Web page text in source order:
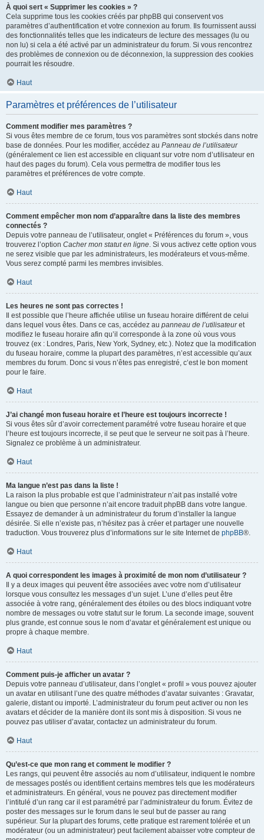
À quoi sert « Supprimer les cookies » ?
Cela supprime tous les cookies créés par phpBB qui conservent vos
paramètres d’authentification et votre connexion au forum. Ils fournissent aussi
des fonctionnalités telles que les indicateurs de lecture des messages (lu ou
non lu) si cela a été activé par un administrateur du forum. Si vous rencontrez
des problèmes de connexion ou de déconnexion, la suppression des cookies
pourrait les résoudre.
Haut
Paramètres et préférences de l’utilisateur
Comment modifier mes paramètres ?
Si vous êtes membre de ce forum, tous vos paramètres sont stockés dans notre
base de données. Pour les modifier, accédez au Panneau de l’utilisateur
(généralement ce lien est accessible en cliquant sur votre nom d’utilisateur en
haut des pages du forum). Cela vous permettra de modifier tous les
paramètres et préférences de votre compte.
Haut
Comment empêcher mon nom d’apparaître dans la liste des membres
connectés ?
Depuis votre panneau de l’utilisateur, onglet « Préférences du forum », vous
trouverez l’option Cacher mon statut en ligne. Si vous activez cette option vous
ne serez visible que par les administrateurs, les modérateurs et vous-même.
Vous serez compté parmi les membres invisibles.
Haut
Les heures ne sont pas correctes !
Il est possible que l’heure affichée utilise un fuseau horaire différent de celui
dans lequel vous êtes. Dans ce cas, accédez au panneau de l’utilisateuret
modifiez le fuseau horaire afin qu’il corresponde à la zone où vous vous
trouvez (ex : Londres, Paris, New York, Sydney, etc.). Notez que la modification
du fuseau horaire, comme la plupart des paramètres, n’est accessible qu’aux
membres du forum. Donc si vous n’êtes pas enregistré, c’est le bon moment
pour le faire.
Haut
J’ai changé mon fuseau horaire et l’heure est toujours incorrecte !
Si vous êtes sûr d’avoir correctement paramétré votre fuseau horaire et que
l’heure est toujours incorrecte, il se peut que le serveur ne soit pas à l’heure.
Signalez ce problème à un administrateur.
Haut
Ma langue n’est pas dans la liste !
La raison la plus probable est que l’administrateur n’ait pas installé votre
langue ou bien que personne n’ait encore traduit phpBB dans votre langue.
Essayez de demander à un administrateur du forum d’installer la langue
désirée. Si elle n’existe pas, n’hésitez pas à créer et partager une nouvelle
traduction. Vous trouverez plus d’informations sur le site Internet de phpBB®.
Haut
A quoi correspondent les images à proximité de mon nom d’utilisateur ?
Il y a deux images qui peuvent être associées avec votre nom d’utilisateur
lorsque vous consultez les messages d’un sujet. L’une d’elles peut être
associée à votre rang, généralement des étoiles ou des blocs indiquant votre
nombre de messages ou votre statut sur le forum. La seconde image, souvent
plus grande, est connue sous le nom d’avatar et généralement est unique ou
propre à chaque membre.
Haut
Comment puis-je afficher un avatar ?
Depuis votre panneau d’utilisateur, dans l’onglet « profil » vous pouvez ajouter
un avatar en utilisant l’une des quatre méthodes d’avatar suivantes : Gravatar,
galerie, distant ou importé. L’administrateur du forum peut activer ou non les
avatars et décider de la manière dont ils sont mis à disposition. Si vous ne
pouvez pas utiliser d’avatar, contactez un administrateur du forum.
Haut
Qu’est-ce que mon rang et comment le modifier ?
Les rangs, qui peuvent être associés au nom d’utilisateur, indiquent le nombre
de messages postés ou identifient certains membres tels que les modérateurs
et administrateurs. En général, vous ne pouvez pas directement modifier
l’intitulé d’un rang car il est paramétré par l’administrateur du forum. Évitez de
poster des messages sur le forum dans le seul but de passer au rang
supérieur. Sur la plupart des forums, cette pratique est rarement tolérée et un
modérateur (ou un administrateur) peut facilement abaisser votre compteur de